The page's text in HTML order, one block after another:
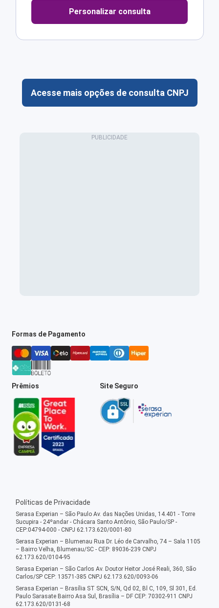
Personalizar consulta
Acesse mais opções de consulta CNPJ
Formas de Pagamento
Prêmios Site Seguro
Políticas de Privacidade
Serasa Experian – São Paulo Av. das Nações Unidas, 14.401 - Torre
Sucupira - 24ºandar - Chácara Santo Antônio, São Paulo/SP -
CEP:04794-000 - CNPJ 62.173.620/0001-80
Serasa Experian – Blumenau Rua Dr. Léo de Carvalho, 74 – Sala 1105
– Bairro Velha, Blumenau/SC - CEP: 89036-239 CNPJ
62.173.620/0104-95
Serasa Experian – São Carlos Av. Doutor Heitor José Reali, 360, São
Carlos/SP CEP: 13571-385 CNPJ 62.173.620/0093-06
Serasa Experian – Brasília ST SCN, S/N, Qd 02, Bl C, 109, Sl 301, Ed.
Paulo Sarasate Bairro Asa Sul, Brasília – DF CEP: 70302-911 CNPJ
62.173.620/0131-68